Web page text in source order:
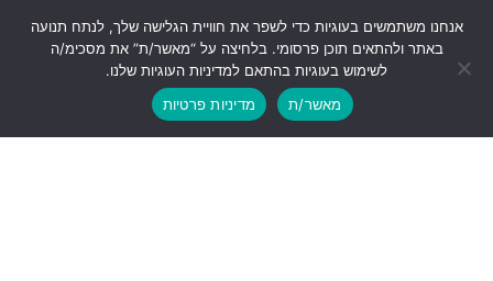
CMT PROGRAM
CMT Business – לעסקים
אנחנו משתמשים בעוגיות כדי לשפר את חוויית הגלישה שלך, לנתח תנועה
באתר ולהתאים תוכן פרסומי. בלחיצה על “מאשר/ת” את מסכימ/ה
לשימוש בעוגיות בהתאם למדיניות העוגיות שלנו.
מאשר/ת
מדיניות פרטיות